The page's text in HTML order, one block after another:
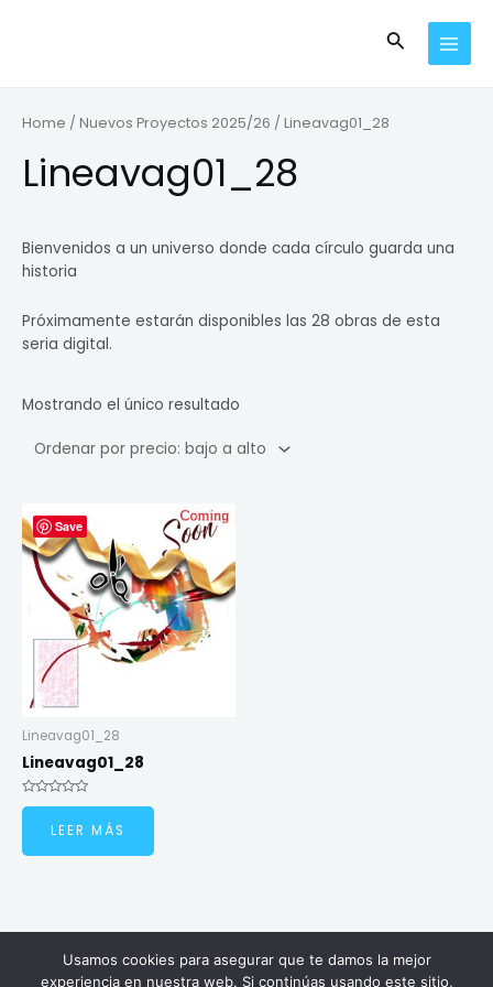
Buscar
Home / Nuevos Proyectos 2025/26 / Lineavag01_28
Lineavag01_28
Bienvenidos a un universo donde cada círculo guarda una
historia
Próximamente estarán disponibles las 28 obras de esta
seria digital.
Mostrando el único resultado
Save
Lineavag01_28
Lineavag01_28
Valorado
5
LEER MÁS
Copyright © 2026 Carlosantanart | Powered by Carlosantanart
Usamos cookies para asegurar que te damos la mejor
experiencia en nuestra web. Si continúas usando este sitio,